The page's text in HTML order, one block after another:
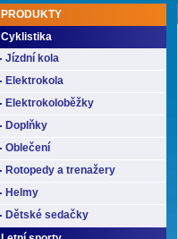
PRODUKTY
Cyklistika
Jízdní kola
Elektrokola
Elektrokoloběžky
Doplňky
Oblečení
Rotopedy a trenažery
Helmy
Dětské sedačky